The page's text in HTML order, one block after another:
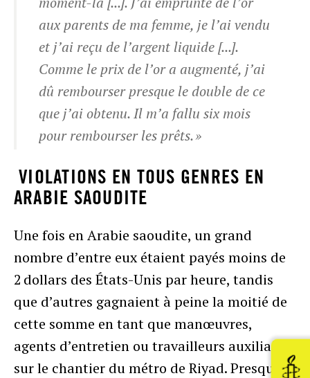
aux parents de ma femme, je l’ai vendu
et j’ai reçu de l’argent liquide [...].
Comme le prix de l’or a augmenté, j’ai
dû rembourser presque le double de ce
que j’ai obtenu. Il m’a fallu six mois
pour rembourser les prêts. »
VIOLATIONS EN TOUS GENRES EN
ARABIE SAOUDITE
Une fois en Arabie saoudite, un grand
nombre d’entre eux étaient payés moins de
2 dollars des États-Unis par heure, tandis
que d’autres gagnaient à peine la moitié de
cette somme en tant que manœuvres,
agents d’entretien ou travailleurs auxiliaires
sur le chantier du métro de Riyad. Presque